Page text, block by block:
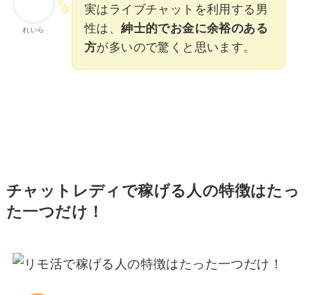
れいら
実はライブチャットを利用する男
性は、紳士的でお金に余裕のある
方が多いので驚くと思います。
チャットレディで稼げる人の特徴はたっ
た一つだけ！